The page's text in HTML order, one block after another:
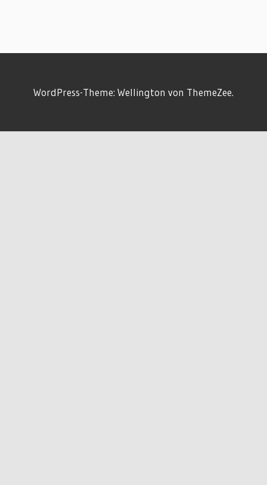
WordPress-Theme: Wellington von ThemeZee.